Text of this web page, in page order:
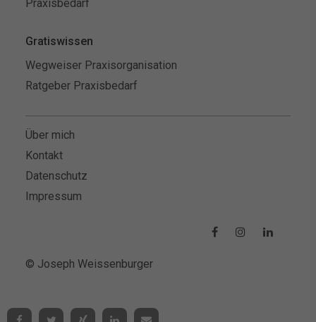
Praxisbedarf
Gratiswissen
Wegweiser Praxisorganisation
Ratgeber Praxisbedarf
© Joseph Weissenburger
Über mich
Kontakt
Datenschutz
Impressum